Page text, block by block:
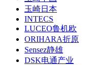
玉崎日本
INTECS
LUCEO鲁机欧
ORIHARA折原
Sensez静雄
DSK电通产业